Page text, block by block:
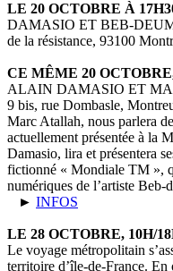
LE 20 OCTOBRE À
DAMASIO ET BEB-
de la résistance, 93100
CE MÊME 20
ALAIN DAMASIO ET
9 bis, rue Dombasle,
Marc Atallah, nous parlera
actuellement présentée à la
Damasio, lira et présentera
fictionné « Mondiale TM »,
numériques de l’artiste Beb-
► INFOS
LE 28 OCTOBRE, 10H/
Le voyage métropolitain
territoire d’île-de-France.